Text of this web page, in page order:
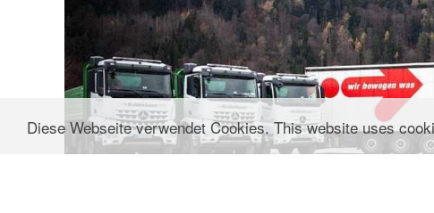
Diese Webseite verwendet Cookies. This website uses
© 2018